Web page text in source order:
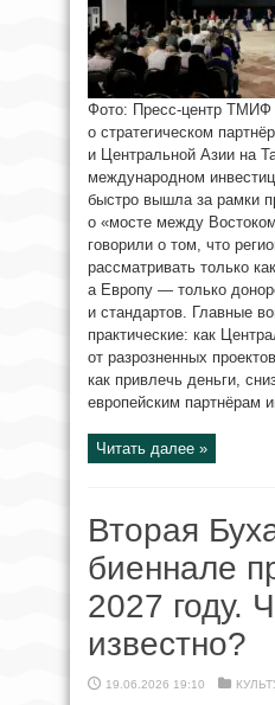
Фото: Пресс-центр ТМИФ
о стратегическом
и Центральной Азии на
международном
быстро вышла за рамки
о «мосте между
говорили о том, что
рассматривать только
а Европу — только
и стандартов. Главные
практические: как
от разрозненных
как привлечь деньги,
европейским партнёрам
Читать далее »
Вторая
биеннале
2027 году.
известно?
19.06.2026 19:10